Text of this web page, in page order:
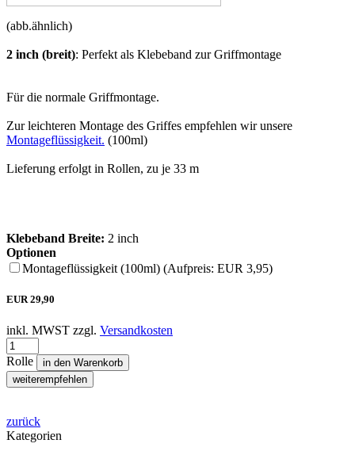
(abb.ähnlich)
2 inch (breit): Perfekt als Klebeband zur Griffmontage
Für die normale Griffmontage.
Zur leichteren Montage des Griffes empfehlen wir unsere
Montageflüssigkeit. (100ml)
Lieferung erfolgt in Rollen, zu je 33 m
Klebeband Breite: 2 inch
Optionen
Montageflüssigkeit (100ml) (Aufpreis: EUR 3,95)
EUR29,90
inkl. MWST zzgl. Versandkosten
Rolle
in den Warenkorb
weiterempfehlen
zurück
Kategorien